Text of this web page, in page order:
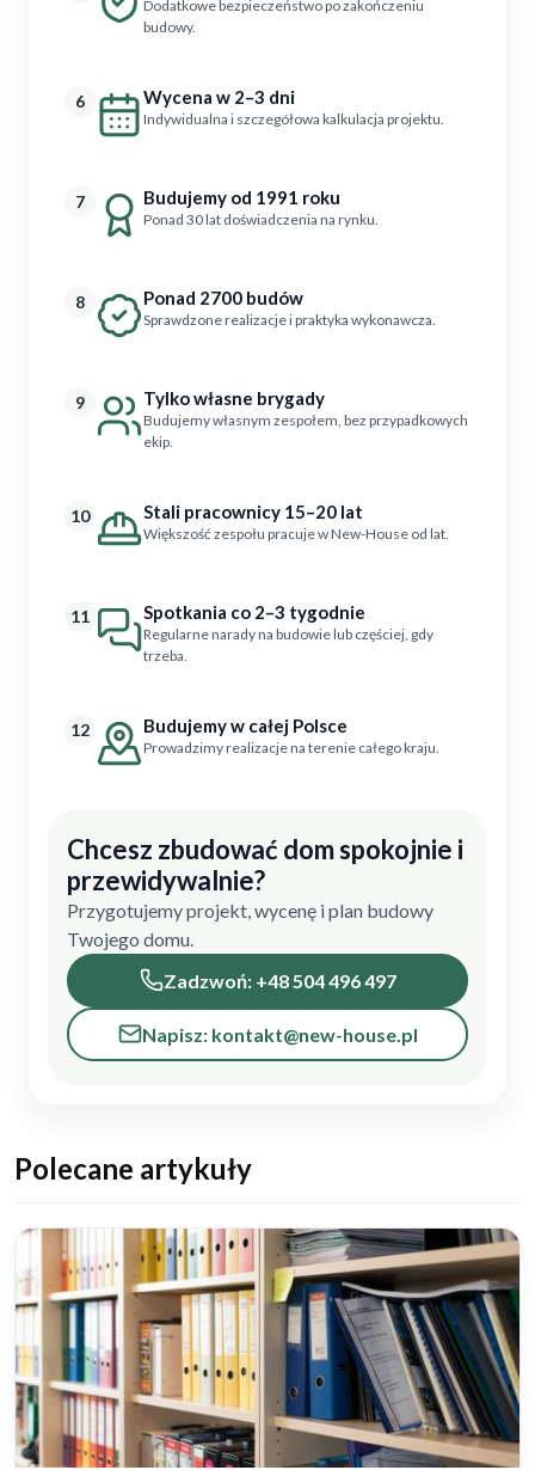
Dodatkowe bezpieczeństwo po zakończeniu
budowy.
6 Wycena w 2–3 dni
Indywidualna i szczegółowa kalkulacja projektu.
7 Budujemy od 1991 roku
Ponad 30 lat doświadczenia na rynku.
8 Ponad 2700 budów
Sprawdzone realizacje i praktyka wykonawcza.
9 Tylko własne brygady
Budujemy własnym zespołem, bez przypadkowych
ekip.
10 Stali pracownicy 15–20 lat
Większość zespołu pracuje w New-House od lat.
11 Spotkania co 2–3 tygodnie
Regularne narady na budowie lub częściej, gdy
trzeba.
12 Budujemy w całej Polsce
Prowadzimy realizacje na terenie całego kraju.
Chcesz zbudować dom spokojnie i
przewidywalnie?
Przygotujemy projekt, wycenę i plan budowy
Twojego domu.
Zadzwoń: +48 504 496 497
Napisz: kontakt@new-house.pl
Polecane artykuły